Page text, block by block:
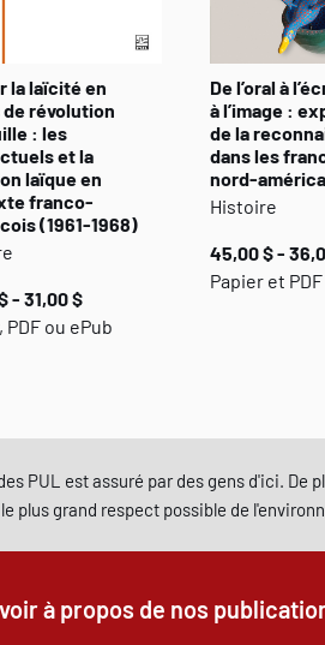
la laïcité en
révolution
: les
et la
laïque en
franco-
(1961-1968)
- 31,00 $
PDF ou ePub
De l’oral à
à l’image :
de la
dans les
nord-
Histoire
45,00 $ -
Papier et PDF
PUL est assuré par des gens d'ici. De
plus grand respect possible de
à propos de nos